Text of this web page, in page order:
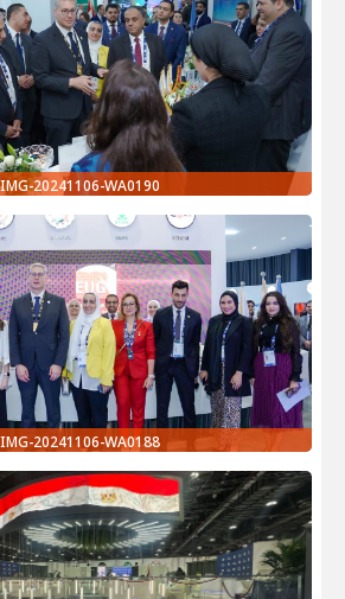
IMG-20241106-WA0190
IMG-20241106-WA0188